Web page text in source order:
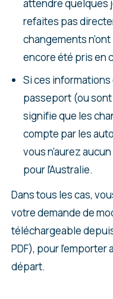
attendre quelques
refaites pas
changements
encore été pris en
Si ces
passeport (ou
signifie que les
compte par les
vous n’aurez
pour l’Australie.
Dans tous les cas,
votre demande de
téléchargeable
PDF), pour
départ.